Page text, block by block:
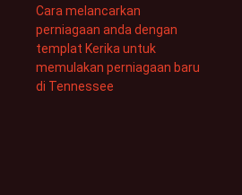
Cara melancarkan
perniagaan anda dengan
templat Kerika untuk
memulakan perniagaan baru
di Tennessee